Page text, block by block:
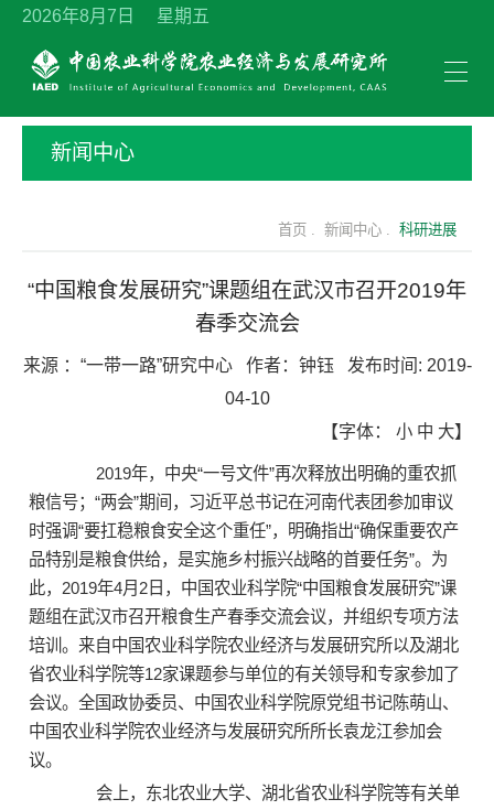
2026年8月7日 星期五
新闻中心
首页 . 新闻中心 . 科研进展
“中国粮食发展研究”课题组在武汉市召开2019年
春季交流会
来源 ： “一带一路”研究中心 作者： 钟钰 发布时间: 2019-
04-10
【字体： 小 中 大】
2019年，中央“一号文件”再次释放出明确的重农抓
粮信号；“两会”期间，习近平总书记在河南代表团参加审议
时强调“要扛稳粮食安全这个重任”，明确指出“确保重要农产
品特别是粮食供给，是实施乡村振兴战略的首要任务”。为
此，2019年4月2日，中国农业科学院“中国粮食发展研究”课
题组在武汉市召开粮食生产春季交流会议，并组织专项方法
培训。来自中国农业科学院农业经济与发展研究所以及湖北
省农业科学院等12家课题参与单位的有关领导和专家参加了
会议。全国政协委员、中国农业科学院原党组书记陈萌山、
中国农业科学院农业经济与发展研究所所长袁龙江参加会
议。
会上，东北农业大学、湖北省农业科学院等有关单